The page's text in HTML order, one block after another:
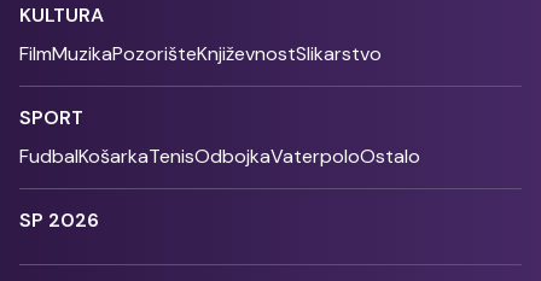
KULTURA
FilmMuzikaPozorišteKnjiževnostSlikarstvo
SPORT
FudbalKošarkaTenisOdbojkaVaterpoloOstalo
SP 2026